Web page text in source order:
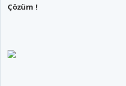
Çözüm !